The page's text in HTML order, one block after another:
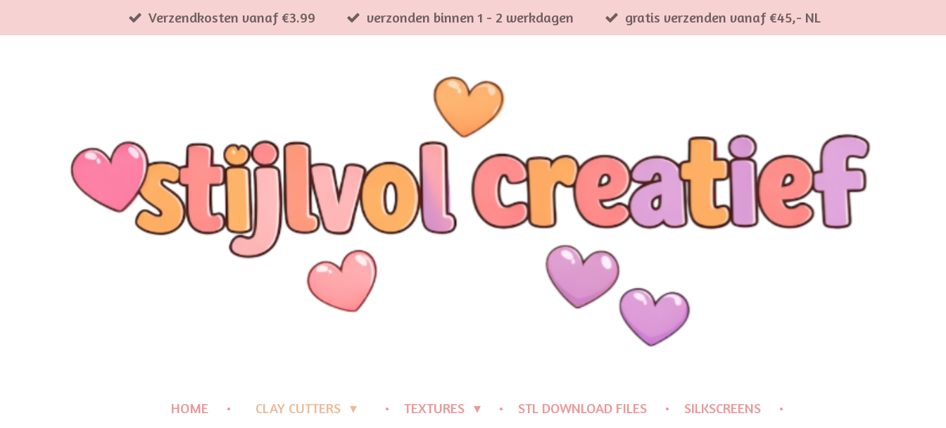
direct
Verzendkosten vanaf €3.99 verzonden binnen 1 - 2 werkdagen gratis verzenden vanaf €45,- NL
HOME CLAY CUTTERS TEXTURES STL DOWNLOAD FILES
SILKSCREENS